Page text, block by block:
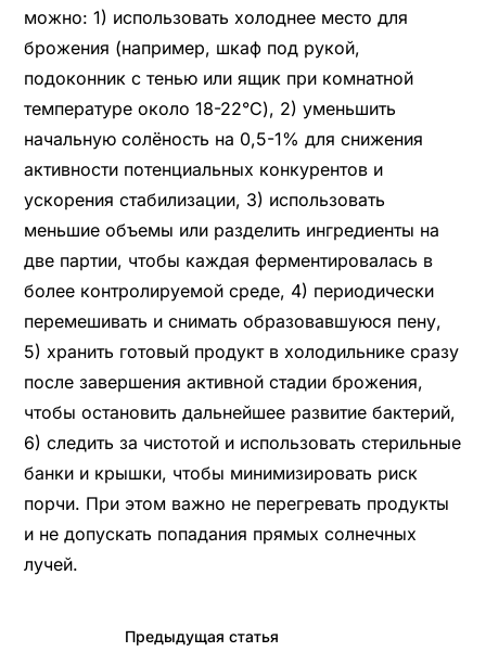
можно: 1) использовать холоднее место для
брожения (например, шкаф под рукой,
подоконник с тенью или ящик при комнатной
температуре около 18-22°C), 2) уменьшить
начальную солёность на 0,5-1% для снижения
активности потенциальных конкурентов и
ускорения стабилизации, 3) использовать
меньшие объемы или разделить ингредиенты на
две партии, чтобы каждая ферментировалась в
более контролируемой среде, 4) периодически
перемешивать и снимать образовавшуюся пену,
5) хранить готовый продукт в холодильнике сразу
после завершения активной стадии брожения,
чтобы остановить дальнейшее развитие бактерий,
6) следить за чистотой и использовать стерильные
банки и крышки, чтобы минимизировать риск
порчи. При этом важно не перегревать продукты
и не допускать попадания прямых солнечных
лучей.
Предыдущая статья